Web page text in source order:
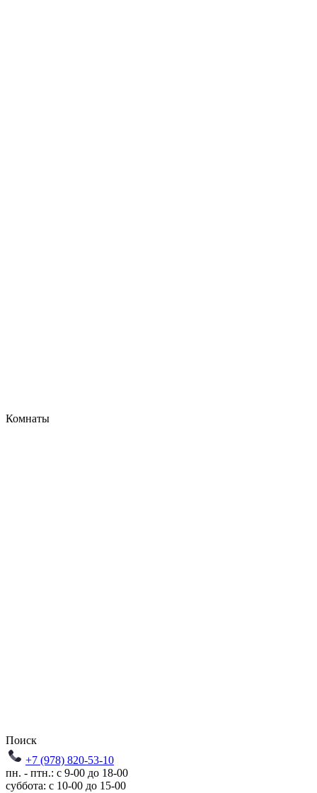
Комнаты
Поиск
+7 (978) 820-53-10
пн. - птн.: с 9-00 до 18-00
суббота: с 10-00 до 15-00